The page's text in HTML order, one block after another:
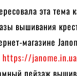
эта
вышивания
магазине
https://
пейзаж